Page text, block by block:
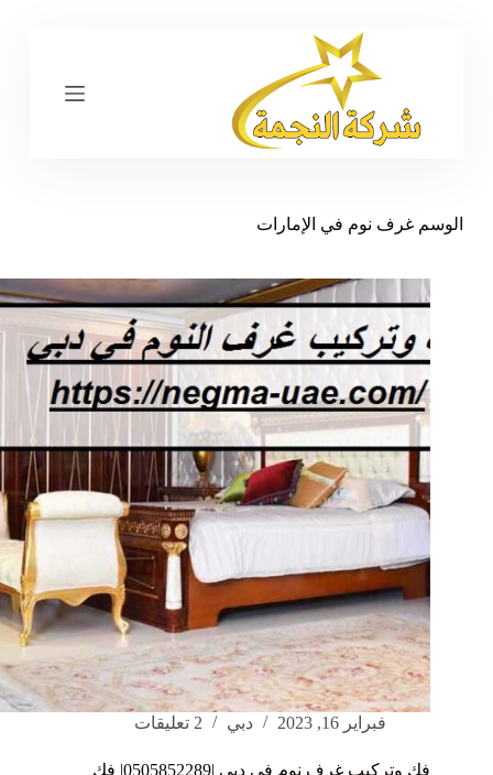
ح
ت
الوسم غرف نوم في الإمارات
فبراير 16, 2023 دبي 2 تعليقات
فك وتركيب غرف نوم في دبي |0505852289| فك